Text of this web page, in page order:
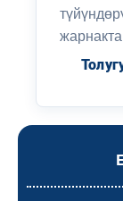
сактоо